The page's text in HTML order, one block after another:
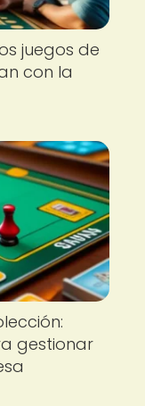
juegos de
con la
gestionar